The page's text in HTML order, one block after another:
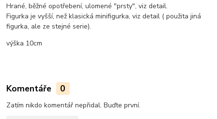
Hrané, běžné opotřebení, ulomené "prsty", viz detail.
Figurka je vyšší, než klasická minifigurka, viz detail ( použita jiná
figurka, ale ze stejné serie).
výška 10cm
Komentáře 0
Zatím nikdo komentář nepřidal. Buďte první.